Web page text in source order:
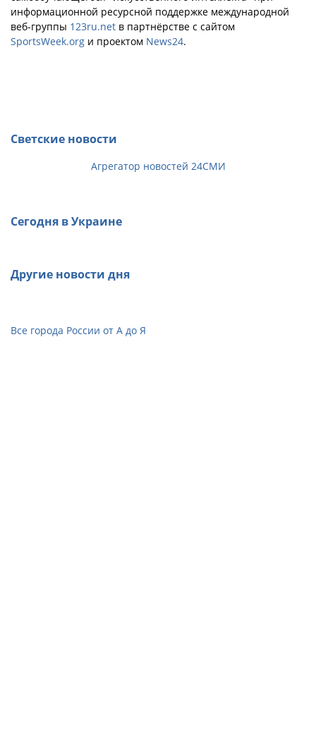
информационной ресурсной поддержке международной
веб-группы 123ru.net в партнёрстве с сайтом
SportsWeek.org и проектом News24.
Светские новости
Агрегатор новостей 24СМИ
Сегодня в Украине
Другие новости дня
Все города России от А до Я